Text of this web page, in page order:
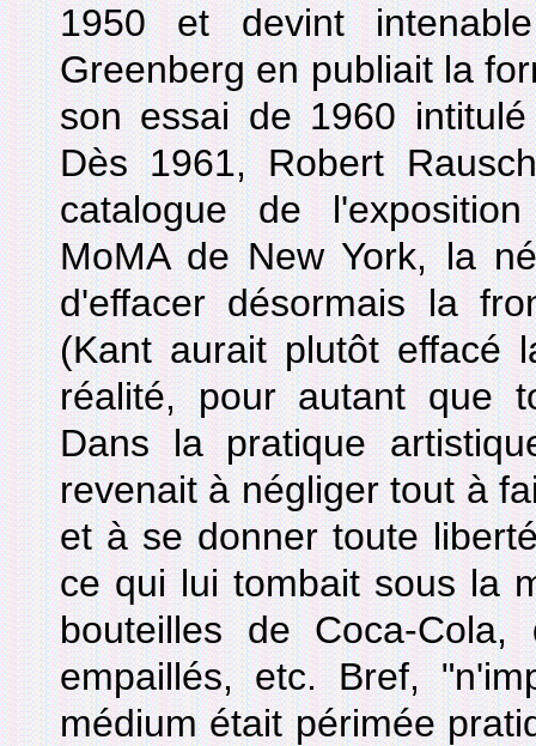
1950 et devint
Greenberg en publiait la
son essai de 1960
Dès 1961, Robert
catalogue de
MoMA de New York, la
d'effacer désormais la
(Kant aurait plutôt effacé
réalité, pour autant que
Dans la pratique
revenait à négliger tout à
et à se donner toute
ce qui lui tombait sous la
bouteilles de Coca-
empaillés, etc. Bref,
médium était périmée